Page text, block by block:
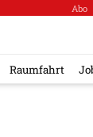
Abo
Raumfahrt